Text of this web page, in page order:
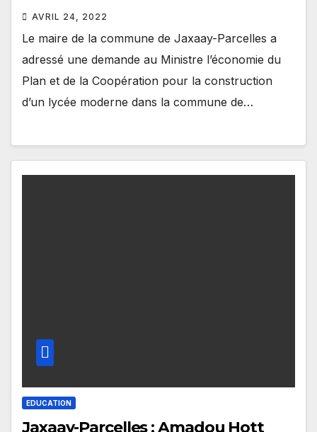
AVRIL 24, 2022
Le maire de la commune de Jaxaay-Parcelles a
adressé une demande au Ministre l’économie du
Plan et de la Coopération pour la construction
d’un lycée moderne dans la commune de…
EDUCATION
Jaxaay-Parcelles : Amadou Hott